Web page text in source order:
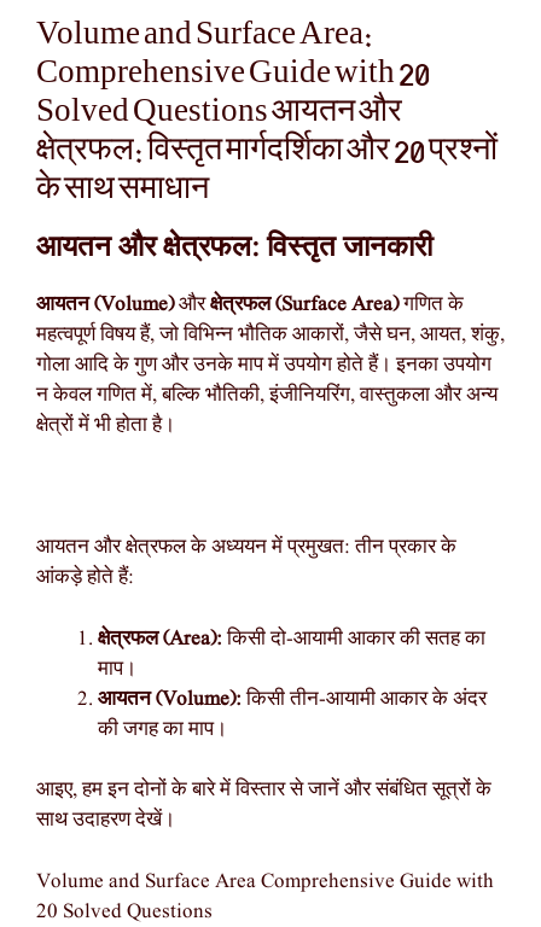
Volume and Surface Area:
Comprehensive Guide with 20
Solved Questions आयतन और
क्षेत्रफल: विस्तृत मार्गदर्शिका और 20 प्रश्नों
के साथ समाधान
आयतन और क्षेत्रफल: विस्तृत जानकारी
आयतन (Volume)औरक्षेत्रफल (Surface Area)गणित के
महत्वपूर्ण विषय हैं, जो विभिन्न भौतिक आकारों, जैसे घन, आयत, शंकु,
गोला आदि के गुण और उनके माप में उपयोग होते हैं। इनका उपयोग
न केवल गणित में, बल्कि भौतिकी, इंजीनियरिंग, वास्तुकला और अन्य
क्षेत्रों में भी होता है।
आयतन और क्षेत्रफल के अध्ययन में प्रमुखत: तीन प्रकार के
आंकड़े होते हैं:
क्षेत्रफल (Area):किसी दो-आयामी आकार की सतह का
माप।
आयतन (Volume):किसी तीन-आयामी आकार के अंदर
की जगह का माप।
आइए, हम इन दोनों के बारे में विस्तार से जानें और संबंधित सूत्रों के
साथ उदाहरण देखें।
Volume and Surface Area Comprehensive Guide with
20 Solved Questions